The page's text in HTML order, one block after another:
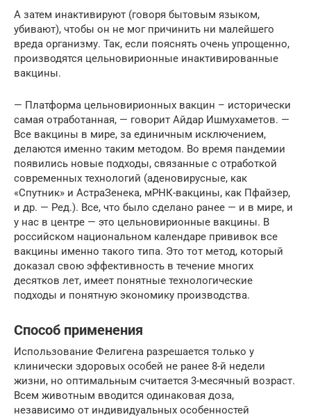
А затем инактивируют (говоря бытовым языком,
убивают), чтобы он не мог причинить ни малейшего
вреда организму. Так, если пояснять очень упрощенно,
производятся цельновирионные инактивированные
вакцины.
— Платформа цельновирионных вакцин – исторически
самая отработанная, — говорит Айдар Ишмухаметов. —
Все вакцины в мире, за единичным исключением,
делаются именно таким методом. Во время пандемии
появились новые подходы, связанные с отработкой
современных технологий (аденовирусные, как
«Спутник» и АстраЗенека, мРНК-вакцины, как Пфайзер,
и др. — Ред.). Все, что было сделано ранее — и в мире, и
у нас в центре — это цельновирионные вакцины. В
российском национальном календаре прививок все
вакцины именно такого типа. Это тот метод, который
доказал свою эффективность в течение многих
десятков лет, имеет понятные технологические
подходы и понятную экономику производства.
Способ применения
Использование Фелигена разрешается только у
клинически здоровых особей не ранее 8-й недели
жизни, но оптимальным считается 3-месячный возраст.
Всем животным вводится одинаковая доза,
независимо от индивидуальных особенностей